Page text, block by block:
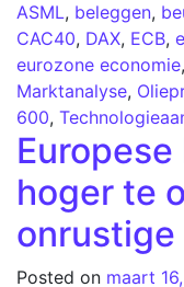
ASML, beleggen,
CAC40, DAX, ECB,
eurozone economie,
Marktanalyse,
600,
hoger te
onrustige
Posted on maart